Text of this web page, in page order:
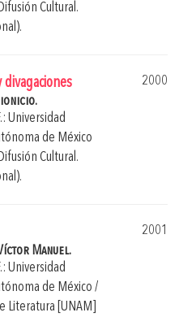
Cultural.
2000
Universidad
de México
Cultural.
2001
Manuel.
Universidad
de México /
Literatura [UNAM]